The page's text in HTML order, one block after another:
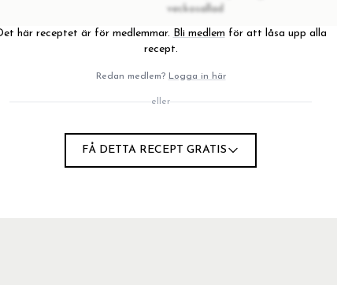
veckosallad
på förpackningen.
här receptet är för medlemmar. Bli medlem för att låsa upp alla
recept.
Redan medlem? Logga in här
eller
FÅ DETTA RECEPT GRATIS